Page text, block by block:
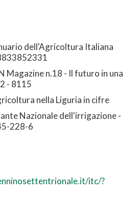
dell'Agricoltura Italiana
Magazine n.18 - Il futuro in una
- 8115
nella Liguria in cifre
Nazionale dell'irrigazione -
228-6
itc/?